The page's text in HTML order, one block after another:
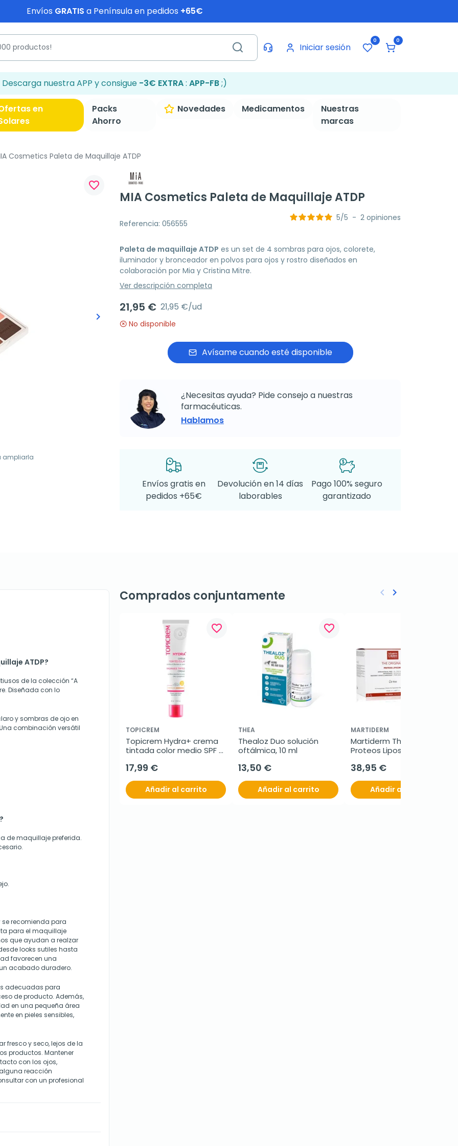
Envíos GRATIS a Península en pedidos +65€
Iniciar sesión
0 0
Descarga nuestra APP y consigue -3€ EXTRA: APP-FB;)
en
Packs
Ahorro
Novedades Medicamentos
Nuestras
marcas
Cosmetics Paleta de Maquillaje ATDP
Siguiente
keyboard_arrow_right
ampliarla
favorite_border
MIA Cosmetics Paleta de Maquillaje ATDP
Referencia: 056555
5/5 - 2 opiniones
Paleta de maquillaje ATDP es un set de 4 sombras para ojos, colorete,
iluminador y bronceador en polvos para ojos y rostro diseñados en
colaboración por Mia y Cristina Mitre.
Ver descripción completa
21,95 € 21,95 €/ud
No disponible
Avísame cuando esté disponible
¿Necesitas ayuda? Pide consejo a nuestras
farmacéuticas.
Hablamos
Envíos gratis en
pedidos +65€
Devolución en 14 días
laborables
Pago 100% seguro
garantizado
ATDP?
de la colección “A
Diseñada con lo
y sombras de ojo en
combinación versátil
de maquillaje preferida.
se recomienda para
para el maquillaje
que ayudan a realzar
looks sutiles hasta
favorecen una
acabado duradero.
adecuadas para
de producto. Además,
en una pequeña área
en pieles sensibles,
fresco y seco, lejos de la
productos. Mantener
con los ojos,
reacción
con un profesional
Comprados conjuntamente
favorite_border
TOPICREM
Topicrem Hydra+ crema
tintada color medio SPF
17,99 €
Añadir al carrito
favorite_border
THEA
Thealoz Duo solución
oftálmica, 10 ml
13,50 €
Añadir al carrito
MARTIDERM
Martiderm The Originals
Proteos Liposome oil
38,95 €
Añadir al carrito
Anterior
keyboard_arrow_left Siguiente
keyboard_arrow_right